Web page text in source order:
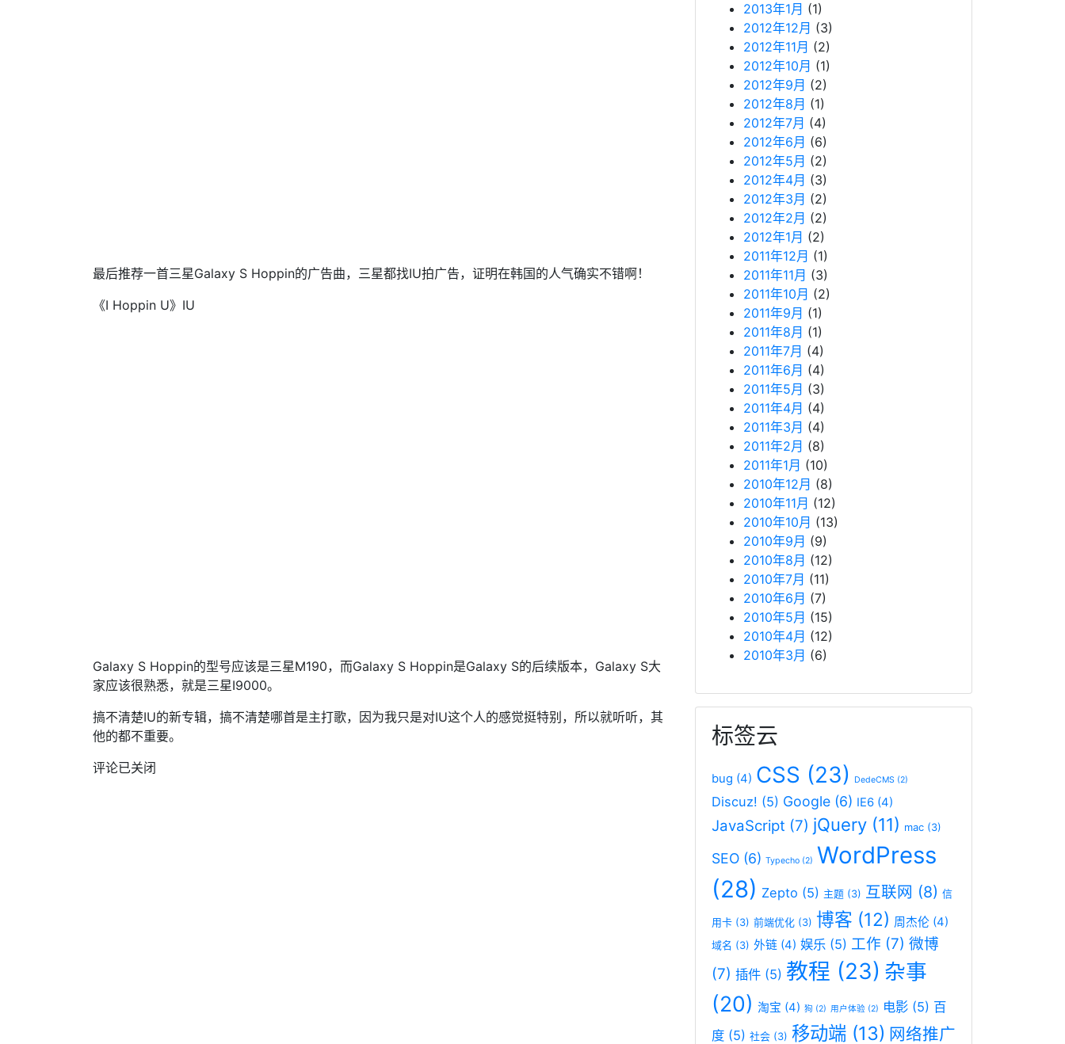
最后推荐一首三星Galaxy S Hoppin的广告曲，三星都找IU拍广告，证明在韩国的人气确实不错啊！
《I Hoppin U》IU
Galaxy S Hoppin的型号应该是三星M190，而Galaxy S Hoppin是Galaxy S的后续版本，Galaxy S大
家应该很熟悉，就是三星I9000。
搞不清楚IU的新专辑，搞不清楚哪首是主打歌，因为我只是对IU这个人的感觉挺特别，所以就听听，其
他的都不重要。
评论已关闭
2013年1月 (1)
2012年12月 (3)
2012年11月 (2)
2012年10月 (1)
2012年9月 (2)
2012年8月 (1)
2012年7月 (4)
2012年6月 (6)
2012年5月 (2)
2012年4月 (3)
2012年3月 (2)
2012年2月 (2)
2012年1月 (2)
2011年12月 (1)
2011年11月 (3)
2011年10月 (2)
2011年9月 (1)
2011年8月 (1)
2011年7月 (4)
2011年6月 (4)
2011年5月 (3)
2011年4月 (4)
2011年3月 (4)
2011年2月 (8)
2011年1月 (10)
2010年12月 (8)
2010年11月 (12)
2010年10月 (13)
2010年9月 (9)
2010年8月 (12)
2010年7月 (11)
2010年6月 (7)
2010年5月 (15)
2010年4月 (12)
2010年3月 (6)
标签云
bug (4) CSS (23) DedeCMS (2)
Discuz! (5) Google (6) IE6 (4)
JavaScript (7) jQuery (11) mac (3)
SEO (6) Typecho (2) WordPress
(28) Zepto (5) 主题 (3) 互联网 (8) 信
用卡 (3) 前端优化 (3) 博客 (12) 周杰伦 (4)
域名 (3) 外链 (4) 娱乐 (5) 工作 (7) 微博
(7) 插件 (5) 教程 (23) 杂事
(20) 淘宝 (4) 狗 (2) 用户体验 (2) 电影 (5) 百
度 (5) 社会 (3) 移动端 (13) 网络推广